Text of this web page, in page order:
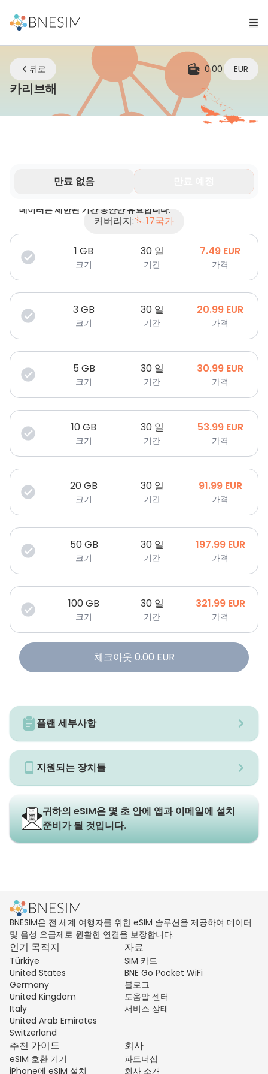
뒤로 0.00 EUR
카리브해 eSIM | 어디에 있든 연결 유지
만료 없음
데이터는 제한된 기간 동안만 유효합니다.
커버리지: 17국가
1 GB
크기
30 일
기간
7.49 EUR
가격
3GB
크기
30 일
기간
20.99 EUR
가격
5 GB
크기
30 일
기간
30.99 EUR
가격
10GB
크기
30 일
기간
53.99 EUR
가격
20GB
크기
30 일
기간
91.99 EUR
가격
50GB
크기
30 일
기간
197.99 EUR
가격
100GB
크기
30 일
기간
321.99 EUR
가격
체크아웃 0.00 EUR
플랜 세부사항
지원되는 장치들
귀하의 eSIM은 몇 초 안에 앱과 이메일에 설치
준비가 될 것입니다.
BNESIM은 전 세계 여행자를 위한 eSIM 솔루션을 제공하여 데이터
및 음성 요금제로 원활한 연결을 보장합니다.
인기 목적지
Türkiye
United States
Germany
United Kingdom
Italy
United Arab Emirates
Switzerland
자료
SIM 카드
BNE Go Pocket WiFi
블로그
도움말 센터
서비스 상태
추천 가이드
eSIM 호환 기기
iPhone에 eSIM 설치
회사
파트너십
회사 소개